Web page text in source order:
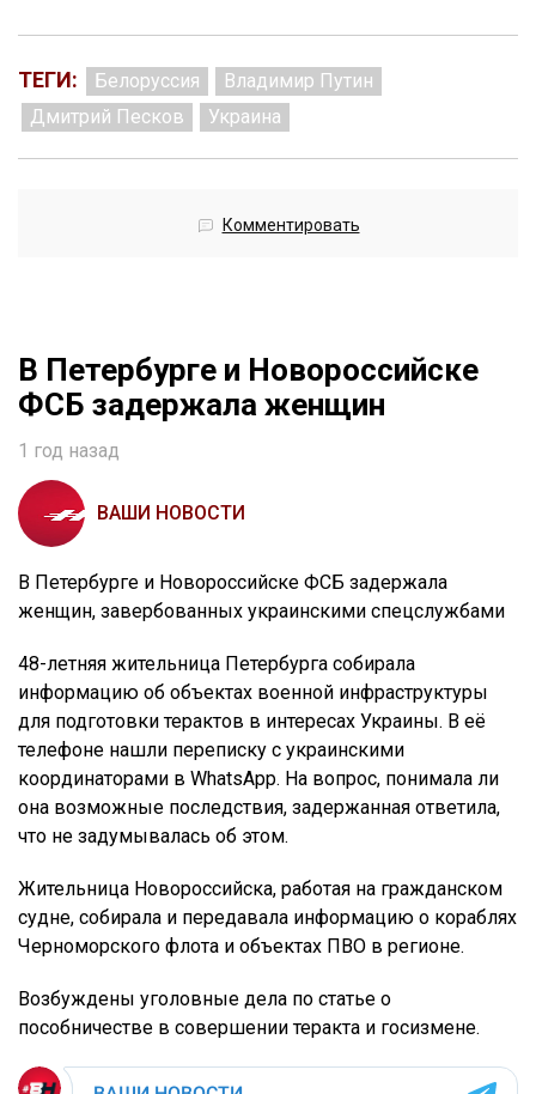
ТЕГИ: Белоруссия
Владимир Путин
Дмитрий Песков
Украина
Комментировать
В Петербурге и Новороссийске
ФСБ задержала женщин
1 год назад
ВАШИ НОВОСТИ
В Петербурге и Новороссийске ФСБ задержала
женщин, завербованных украинскими спецслужбами
48-летняя жительница Петербурга собирала
информацию об объектах военной инфраструктуры
для подготовки терактов в интересах Украины. В её
телефоне нашли переписку с украинскими
координаторами в WhatsApp. На вопрос, понимала ли
она возможные последствия, задержанная ответила,
что не задумывалась об этом.
Жительница Новороссийска, работая на гражданском
судне, собирала и передавала информацию о кораблях
Черноморского флота и объектах ПВО в регионе.
Возбуждены уголовные дела по статье о
пособничестве в совершении теракта и госизмене.